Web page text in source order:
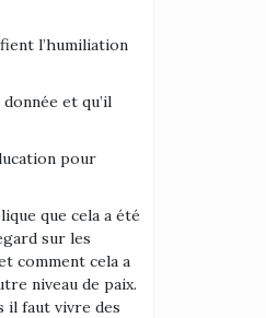
l’humiliation
et qu’il
pour
que cela a été
sur les
comment cela a
niveau de paix.
il faut vivre des